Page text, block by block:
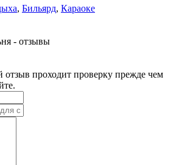
, Бильярд, Караоке
- отзывы
проходит проверку прежде чем